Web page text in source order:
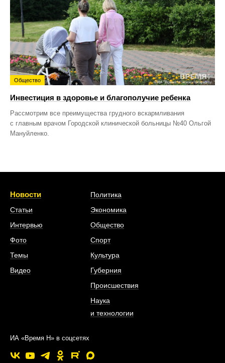
Общество
Инвестиция в здоровье и благополучие ребенка
Рассмотрим все преимущества грудного вскармливания
с главным врачом Городской клинической больницы №40 Ольгой
Мануйленко.
Новости
Статьи
Интервью
Фото
Темы
Видео
Политика
Экономика
Общество
Спорт
Культура
Губерния
Происшествия
Наука
и технологии
ИА «Время Н» в соцсетях